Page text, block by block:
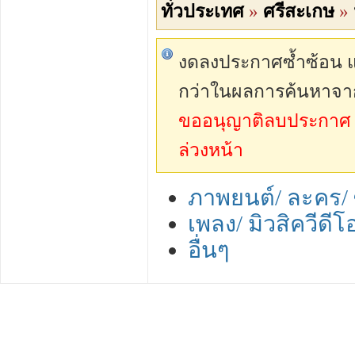
ทั่วประเทศ» ศรีสะเกษ»
งดลงประกาศซ้ำซ้อน
กว่าในผลการค้นหาจา
ขออนุญาติลบประกาศ
ล่วงหน้า
ภาพยนต์/ ละคร/
เพลง/ มิวสิควีดีโ
อื่นๆ